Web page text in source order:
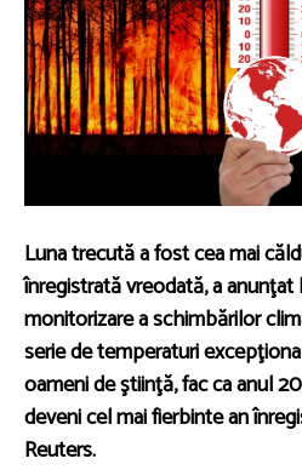
Luna trecută a fost cea mai
înregistrată vreodată, a anunţat
monitorizare a schimbărilor
serie de temperaturi
oameni de ştiinţă, fac ca anul
deveni cel mai fierbinte an
Reuters.